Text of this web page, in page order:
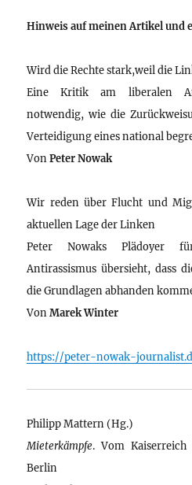
Hinweis auf meinen Artikel und
Wird die Rechte stark,weil die
Eine Kritik am liberalen
notwendig, wie die
Verteidigung eines national
VonPeter Nowak
Wir reden über Flucht und
aktuellen Lage der Linken
Peter Nowaks Plädoyer
Antirassismus übersieht, dass
die Grundlagen abhanden
VonMarek Winter
https://peter-nowak-
Philipp Mattern (Hg.)
Mieterkämpfe. Vom
Berlin